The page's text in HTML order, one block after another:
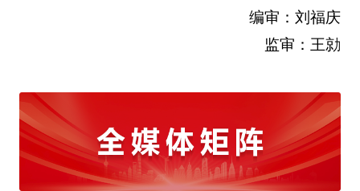
编审：刘福庆
监审：王勍